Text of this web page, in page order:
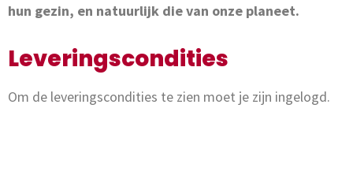
hun gezin, en natuurlijk die van onze planeet.
Leveringscondities
Om de leveringscondities te zien moet je zijn ingelogd.